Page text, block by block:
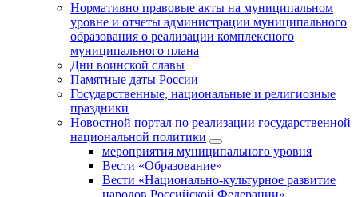
Нормативно правовые акты на муниципальном
уровне и отчеты администрации муниципального
образования о реализации комплексного
муниципального плана
Дни воинской славы
Памятные даты России
Государственные, национальные и религиозные
праздники
Новостной портал по реализации государственной
национальной политики
мероприятия муниципального уровня
Вести «Образование»
Вести «Национально-культурное развитие